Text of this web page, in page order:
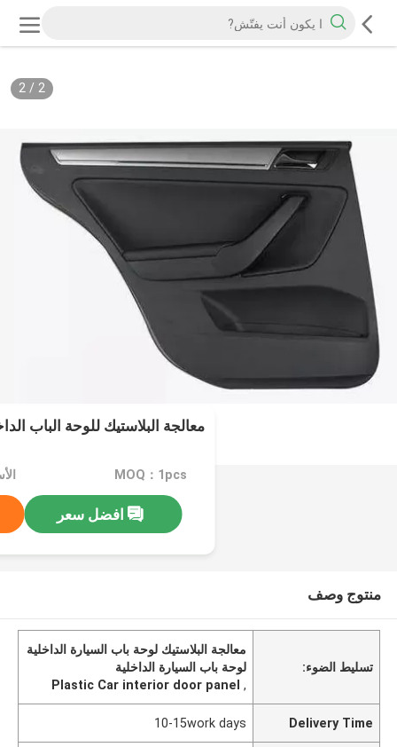
2
/
2
معالجة البلاستيك للوحة الباب
MOQ：1pcs
افضل سعر
منتوج وصف
تسليط الضوء:
معالجة البلاستيك لوحة باب السيارة الداخلية
لوحة باب السيارة الداخلية
,
Plastic Car interior door panel
Delivery Time
10-15work days